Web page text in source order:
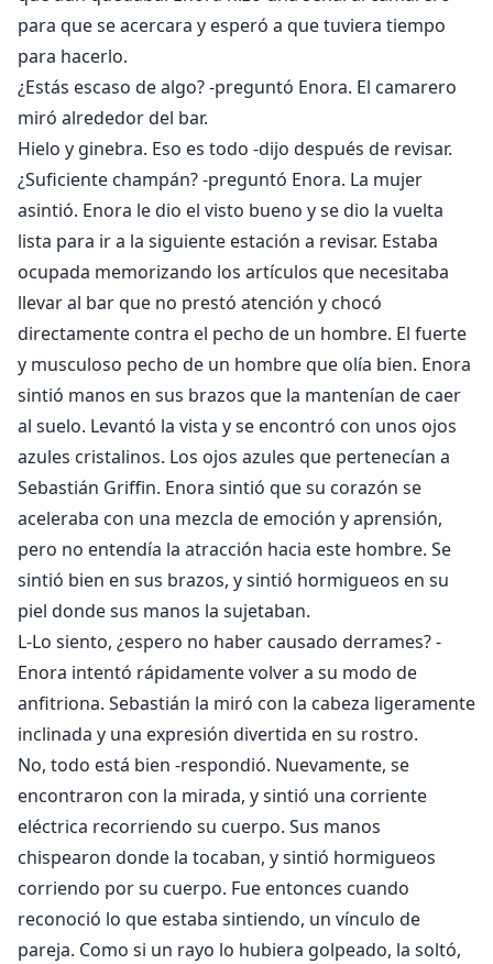
para que se acercara y esperó a que tuviera tiempo
para hacerlo.
¿Estás escaso de algo? -preguntó Enora. El camarero
miró alrededor del bar.
Hielo y ginebra. Eso es todo -dijo después de revisar.
¿Suficiente champán? -preguntó Enora. La mujer
asintió. Enora le dio el visto bueno y se dio la vuelta
lista para ir a la siguiente estación a revisar. Estaba
ocupada memorizando los artículos que necesitaba
llevar al bar que no prestó atención y chocó
directamente contra el pecho de un hombre. El fuerte
y musculoso pecho de un hombre que olía bien. Enora
sintió manos en sus brazos que la mantenían de caer
al suelo. Levantó la vista y se encontró con unos ojos
azules cristalinos. Los ojos azules que pertenecían a
Sebastián Griffin. Enora sintió que su corazón se
aceleraba con una mezcla de emoción y aprensión,
pero no entendía la atracción hacia este hombre. Se
sintió bien en sus brazos, y sintió hormigueos en su
piel donde sus manos la sujetaban.
L-Lo siento, ¿espero no haber causado derrames? -
Enora intentó rápidamente volver a su modo de
anfitriona. Sebastián la miró con la cabeza ligeramente
inclinada y una expresión divertida en su rostro.
No, todo está bien -respondió. Nuevamente, se
encontraron con la mirada, y sintió una corriente
eléctrica recorriendo su cuerpo. Sus manos
chispearon donde la tocaban, y sintió hormigueos
corriendo por su cuerpo. Fue entonces cuando
reconoció lo que estaba sintiendo, un vínculo de
pareja. Como si un rayo lo hubiera golpeado, la soltó,